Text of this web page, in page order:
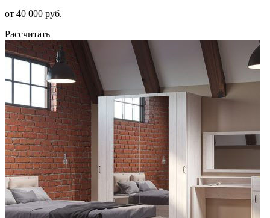
от 40 000 руб.
Рассчитать